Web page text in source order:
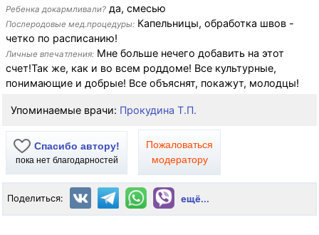
Ребенка докармливали? да, смесью
Послеродовые мед.процедуры: Капельницы, обработка швов -
четко по расписанию!
Личные впечатления: Мне больше нечего добавить на этот
счет!Так же, как и во всем роддоме! Все культурные,
понимающие и добрые! Все объяснят, покажут, молодцы!
Упоминаемые врачи: Прокудина Т.П.
Спасибо автору!
пока нет благодарностей
Пожаловаться
модератору
Поделиться: ещё...